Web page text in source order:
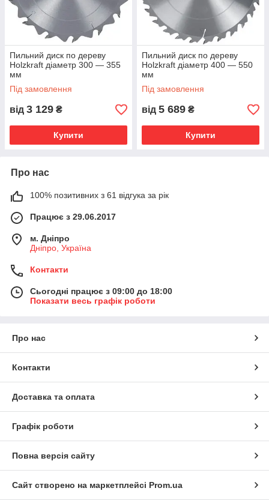
Пильний диск по дереву
Holzkraft діаметр 300 — 355
мм
Під замовлення
від 3 129 ₴
Купити
Пильний диск по дереву
Holzkraft діаметр 400 — 550
мм
Під замовлення
від 5 689 ₴
Купити
Про нас
100% позитивних з 61 відгука за рік
Працює з 29.06.2017
м. Дніпро
Дніпро, Україна
Контакти
Сьогодні працює з 09:00 до 18:00
Показати весь графік роботи
Про нас
Контакти
Доставка та оплата
Графік роботи
Повна версія сайту
Сайт створено на маркетплейсі Prom.ua